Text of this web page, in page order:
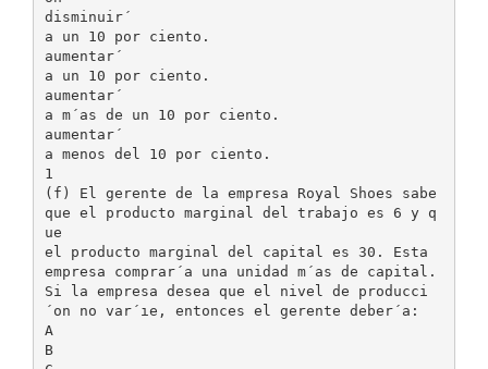
disminuir´
a un 10 por ciento.
aumentar´
a un 10 por ciento.
aumentar´
a m´as de un 10 por ciento.
aumentar´
a menos del 10 por ciento.
1
(f) El gerente de la empresa Royal Shoes sabe
que el producto marginal del trabajo es 6 y q
ue
el producto marginal del capital es 30. Esta
empresa comprar´a una unidad m´as de capital.
Si la empresa desea que el nivel de producci
´on no var´ıe, entonces el gerente deber´a:
A
B